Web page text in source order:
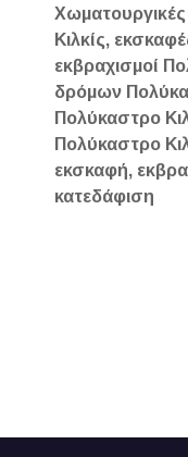
Κιλκίς,
εκβραχισμοί
δρόμων
Πολύκαστρο
Πολύκαστρο
εκσκαφή,
κατεδάφιση